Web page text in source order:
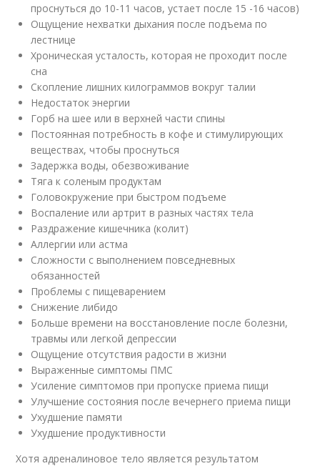
проснуться до 10-11 часов, устает после 15 -16 часов)
Ощущение нехватки дыхания после подъема по
лестнице
Хроническая усталость, которая не проходит после
сна
Скопление лишних килограммов вокруг талии
Недостаток энергии
Горб на шее или в верхней части спины
Постоянная потребность в кофе и стимулирующих
веществах, чтобы проснуться
Задержка воды, обезвоживание
Тяга к соленым продуктам
Головокружение при быстром подъеме
Воспаление или артрит в разных частях тела
Раздражение кишечника (колит)
Аллергии или астма
Сложности с выполнением повседневных
обязанностей
Проблемы с пищеварением
Снижение либидо
Больше времени на восстановление после болезни,
травмы или легкой депрессии
Ощущение отсутствия радости в жизни
Выраженные симптомы ПМС
Усиление симптомов при пропуске приема пищи
Улучшение состояния после вечернего приема пищи
Ухудшение памяти
Ухудшение продуктивности
Хотя адреналиновое тело является результатом